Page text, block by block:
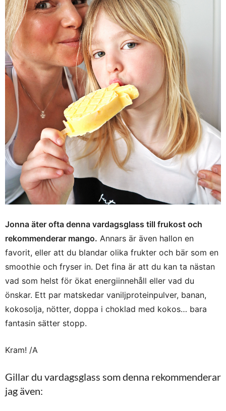
Jonna äter ofta denna vardagsglass till frukost och
rekommenderar mango. Annars är även hallon en
favorit, eller att du blandar olika frukter och bär som en
smoothie och fryser in. Det fina är att du kan ta nästan
vad som helst för ökat energiinnehåll eller vad du
önskar. Ett par matskedar vaniljproteinpulver, banan,
kokosolja, nötter, doppa i choklad med kokos… bara
fantasin sätter stopp.
Kram! /A
Gillar du vardagsglass som denna rekommenderar
jag även: